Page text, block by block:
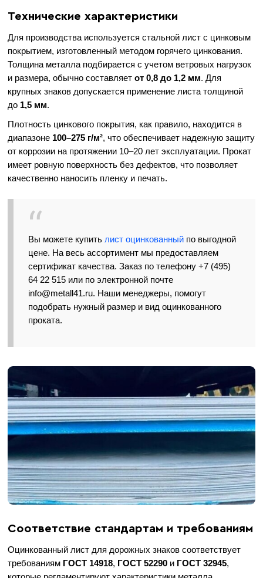
Технические характеристики
Для производства используется стальной лист с цинковым
покрытием, изготовленный методом горячего цинкования.
Толщина металла подбирается с учетом ветровых нагрузок
и размера, обычно составляетот 0,8 до 1,2 мм. Для
крупных знаков допускается применение листа толщиной
до 1,5 мм.
Плотность цинкового покрытия, как правило, находится в
диапазоне 100–275 г/м², что обеспечивает надежную защиту
от коррозии на протяжении 10–20 лет эксплуатации. Прокат
имеет ровную поверхность без дефектов, что позволяет
качественно наносить пленку и печать.
Вы можете купить лист оцинкованный по выгодной
цене. На весь ассортимент мы предоставляем
сертификат качества. Заказ по телефону +7 (495)
64 22 515 или по электронной почте
info@metall41.ru. Наши менеджеры, помогут
подобрать нужный размер и вид оцинкованного
проката.
Соответствие стандартам и требованиям
Оцинкованный лист для дорожных знаков соответствует
требованиям ГОСТ 14918, ГОСТ 52290 и ГОСТ 32945,